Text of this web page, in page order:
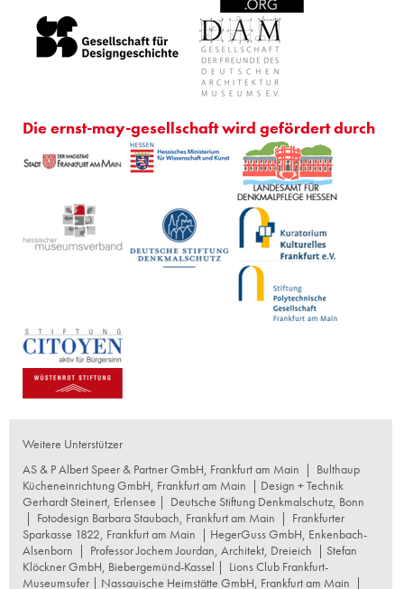
Die ernst-may-gesellschaft wird gefördert durch
Weitere Unterstützer
AS & P Albert Speer & Partner GmbH, Frankfurt am Main | Bulthaup
Kücheneinrichtung GmbH, Frankfurt am Main | Design + Technik
Gerhardt Steinert, Erlensee | Deutsche Stiftung Denkmalschutz, Bonn
| Fotodesign Barbara Staubach, Frankfurt am Main | Frankfurter
Sparkasse 1822, Frankfurt am Main | HegerGuss GmbH, Enkenbach-
Alsenborn | Professor Jochem Jourdan, Architekt, Dreieich | Stefan
Klöckner GmbH, Biebergemünd-Kassel | Lions Club Frankfurt-
Museumsufer | Nassauische Heimstätte GmbH, Frankfurt am Main |